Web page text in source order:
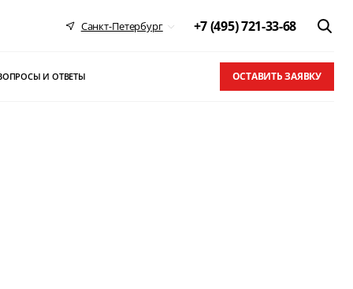
Санкт-Петербург +7 (495) 721-33-68
И ОТВЕТЫ ОСТАВИТЬ ЗАЯВКУ